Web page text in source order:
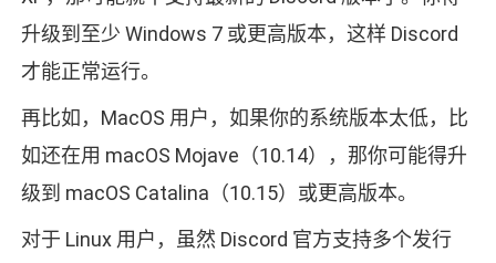
升级到至少 Windows 7 或更高版本，这样 Discord
才能正常运行。
再比如，MacOS 用户，如果你的系统版本太低，比
如还在用 macOS Mojave（10.14），那你可能得升
级到 macOS Catalina（10.15）或更高版本。
对于 Linux 用户，虽然 Discord 官方支持多个发行